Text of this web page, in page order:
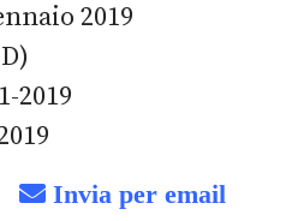
2019
2019
Invia per email